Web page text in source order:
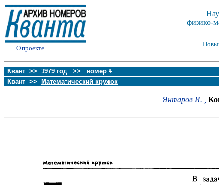
О проекте
физико-
Квант >> 1979 год >> номер 4
Квант >>
Математический кружок
Янтаров И. ,